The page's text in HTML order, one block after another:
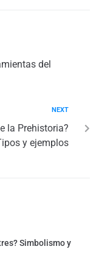
del
NEXT
la Prehistoria?
y ejemplos
Simbolismo y